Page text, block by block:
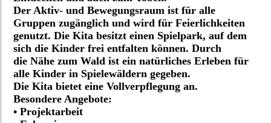
Der Aktiv- und Bewegungsraum ist für alle
Gruppen zugänglich und wird für Feierlichkeiten
genutzt. Die Kita besitzt einen Spielpark, auf dem
sich die Kinder frei entfalten können. Durch
die Nähe zum Wald ist ein natürliches Erleben für
alle Kinder in Spielewäldern gegeben.
Die Kita bietet eine Vollverpflegung an.
Besondere Angebote:
• Projektarbeit